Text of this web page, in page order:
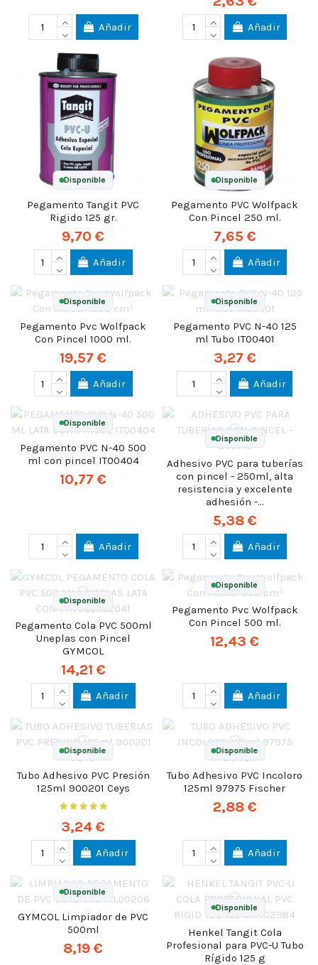
Añadir Añadir
Disponible
Pegamento Tangit PVC
Rigido 125 gr.
9,70 €
Añadir
Disponible
Pegamento PVC Wolfpack
Con Pincel 250 ml.
7,65 €
Añadir
Disponible
Pegamento Pvc Wolfpack
Con Pincel 1000 ml.
19,57 €
Añadir
Disponible
Pegamento PVC N-40 125
ml Tubo IT00401
3,27 €
Añadir
Disponible
Pegamento PVC N-40 500
ml con pincel IT00404
10,77 €
Añadir
Disponible
Adhesivo PVC para tuberías
con pincel - 250ml, alta
resistencia y excelente
adhesión -...
5,38 €
Añadir
Disponible
Pegamento Cola PVC 500ml
Uneplas con Pincel
GYMCOL
14,21 €
Añadir
Disponible
Pegamento Pvc Wolfpack
Con Pincel 500 ml.
12,43 €
Añadir
Disponible
Tubo Adhesivo PVC Presión
125ml 900201 Ceys
3,24 €
Añadir
Disponible
Tubo Adhesivo PVC Incoloro
125ml 97975 Fischer
2,88 €
Añadir
Disponible
GYMCOL Limpiador de PVC
500ml
8,19 €
Disponible
Henkel Tangit Cola
Profesional para PVC-U Tubo
Rígido 125 g